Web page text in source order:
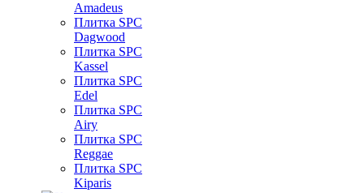
Amadeus
Плитка SPC
Dagwood
Плитка SPC
Kassel
Плитка SPC
Edel
Плитка SPC
Airy
Плитка SPC
Reggae
Плитка SPC
Kiparis